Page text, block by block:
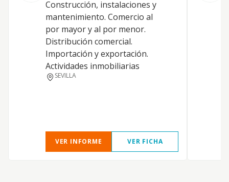
Construcción, instalaciones y
mantenimiento. Comercio al
por mayor y al por menor.
Distribución comercial.
Importación y exportación.
Actividades inmobiliarias
SEVILLA
VER INFORME VER FICHA